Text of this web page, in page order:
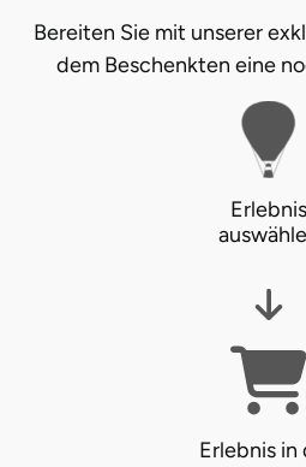
Bereiten Sie mit unserer
dem Beschenkten eine
Erlebnis
Erlebnis in
Geiselwind